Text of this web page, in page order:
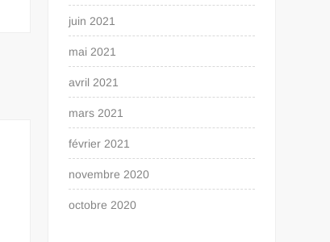
juin 2021
mai 2021
avril 2021
mars 2021
février 2021
novembre 2020
octobre 2020